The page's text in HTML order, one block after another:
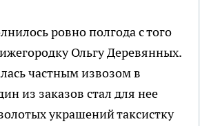
ровно полгода с того
Ольгу Деревянных.
частным извозом в
из заказов стал для нее
украшений таксистку